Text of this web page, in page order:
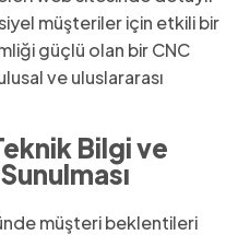
müşteriler için etkili bir
güçlü olan bir CNC
ve uluslararası
Bilgi ve
müşteri beklentileri